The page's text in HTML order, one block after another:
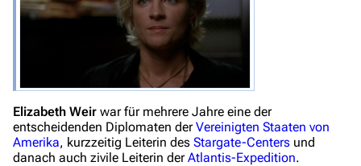
Navigation
Hauptseite
Von A bis Z
Zufälliger Artikel
Spezialseiten
Elizabeth Weir war für mehrere Jahre eine der
entscheidenden Diplomaten derVereinigten Staaten von
Amerika, kurzzeitig Leiterin des Stargate-Centers und
danach auch zivile Leiterin derAtlantis-Expedition.